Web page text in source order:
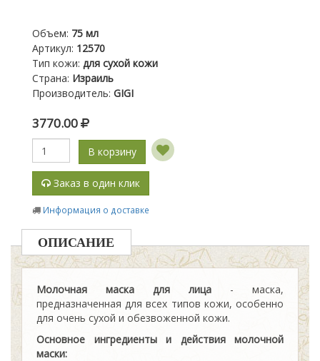
Объем: 75 мл
Артикул: 12570
Тип кожи: для сухой кожи
Страна: Израиль
Производитель: GIGI
3770.00
В корзину
Заказ в один клик
Информация о доставке
ОПИСАНИЕ
Молочная маска для лица - маска,
предназначенная для всех типов кожи, особенно
для очень сухой и обезвоженной кожи.
Основное ингредиенты и действия молочной
маски: